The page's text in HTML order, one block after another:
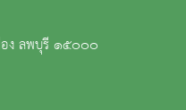
อง ลพบุรี ๑๕๐๐๐